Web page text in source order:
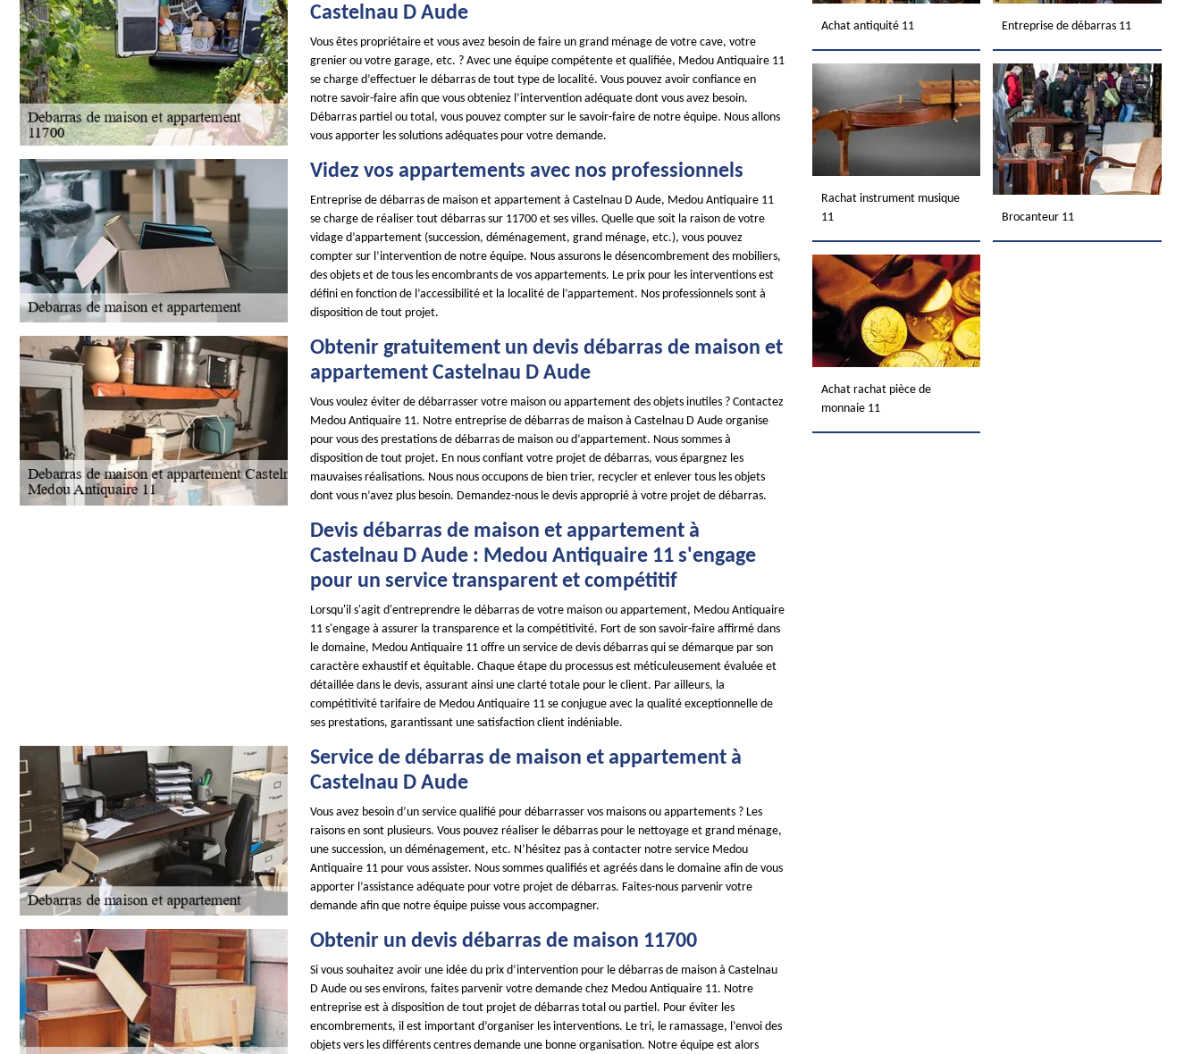
Castelnau D Aude
Vous êtes propriétaire et vous avez besoin de faire un grand ménage de votre cave, votre
grenier ou votre garage, etc. ? Avec une équipe compétente et qualifiée, Medou Antiquaire 11
se charge d’effectuer le débarras de tout type de localité. Vous pouvez avoir confiance en
notre savoir-faire afin que vous obteniez l’intervention adéquate dont vous avez besoin.
Débarras partiel ou total, vous pouvez compter sur le savoir-faire de notre équipe. Nous allons
vous apporter les solutions adéquates pour votre demande.
Videz vos appartements avec nos professionnels
Entreprise de débarras de maison et appartement à Castelnau D Aude, Medou Antiquaire 11
se charge de réaliser tout débarras sur 11700 et ses villes. Quelle que soit la raison de votre
vidage d’appartement (succession, déménagement, grand ménage, etc.), vous pouvez
compter sur l’intervention de notre équipe. Nous assurons le désencombrement des mobiliers,
des objets et de tous les encombrants de vos appartements. Le prix pour les interventions est
défini en fonction de l’accessibilité et la localité de l’appartement. Nos professionnels sont à
disposition de tout projet.
Obtenir gratuitement un devis débarras de maison et
appartement Castelnau D Aude
Vous voulez éviter de débarrasser votre maison ou appartement des objets inutiles ? Contactez
Medou Antiquaire 11. Notre entreprise de débarras de maison à Castelnau D Aude organise
pour vous des prestations de débarras de maison ou d’appartement. Nous sommes à
disposition de tout projet. En nous confiant votre projet de débarras, vous épargnez les
mauvaises réalisations. Nous nous occupons de bien trier, recycler et enlever tous les objets
dont vous n’avez plus besoin. Demandez-nous le devis approprié à votre projet de débarras.
Devis débarras de maison et appartement à
Castelnau D Aude : Medou Antiquaire 11 s'engage
pour un service transparent et compétitif
Lorsqu'il s'agit d'entreprendre le débarras de votre maison ou appartement, Medou Antiquaire
11 s'engage à assurer la transparence et la compétitivité. Fort de son savoir-faire affirmé dans
le domaine, Medou Antiquaire 11 offre un service de devis débarras qui se démarque par son
caractère exhaustif et équitable. Chaque étape du processus est méticuleusement évaluée et
détaillée dans le devis, assurant ainsi une clarté totale pour le client. Par ailleurs, la
compétitivité tarifaire de Medou Antiquaire 11 se conjugue avec la qualité exceptionnelle de
ses prestations, garantissant une satisfaction client indéniable.
Service de débarras de maison et appartement à
Castelnau D Aude
Vous avez besoin d’un service qualifié pour débarrasser vos maisons ou appartements ? Les
raisons en sont plusieurs. Vous pouvez réaliser le débarras pour le nettoyage et grand ménage,
une succession, un déménagement, etc. N’hésitez pas à contacter notre service Medou
Antiquaire 11 pour vous assister. Nous sommes qualifiés et agréés dans le domaine afin de vous
apporter l’assistance adéquate pour votre projet de débarras. Faites-nous parvenir votre
demande afin que notre équipe puisse vous accompagner.
Obtenir un devis débarras de maison 11700
Si vous souhaitez avoir une idée du prix d’intervention pour le débarras de maison à Castelnau
D Aude ou ses environs, faites parvenir votre demande chez Medou Antiquaire 11. Notre
entreprise est à disposition de tout projet de débarras total ou partiel. Pour éviter les
encombrements, il est important d’organiser les interventions. Le tri, le ramassage, l’envoi des
objets vers les différents centres demande une bonne organisation. Notre équipe est alors
Achat antiquité 11 Entreprise de débarras 11
Rachat instrument musique
11
Brocanteur 11
Achat rachat pièce de
monnaie 11